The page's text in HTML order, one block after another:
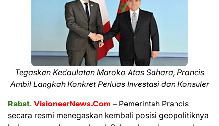
Tegaskan Kedaulatan Maroko Atas Sahara, Prancis
Ambil Langkah Konkret Perluas Investasi dan Konsuler
Rabat. VisioneerNews.Com – Pemerintah Prancis
secara resmi menegaskan kembali posisi geopolitiknya